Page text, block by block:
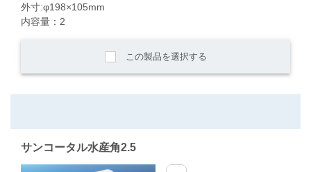
外寸:φ198×105mm
内容量：2
この製品を選択する
サンコータル水産角2.5